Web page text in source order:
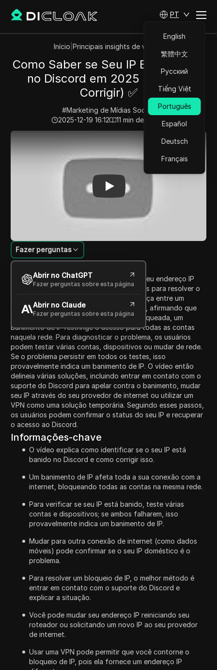
PT
English
繁體中文
Русский
Tiếng Việt
Português
Español
Deutsch
Français
Início Principais insights de vídeos
Como Saber se Seu IP Está Banido
no Discord em 2025 (E Como
Corrigir) ✅
#Marketing de Mídias Sociais
2025-12-19 16:12
11 min de leitura
Play Video:Como Saber se Seu IP Está Banido no
Introdução ao Conteúdo
Fazer perguntas
Abrir no ChatGPT
Fazer perguntas sobre esta página
Abrir no Claude
Fazer perguntas sobre esta página
Este vídeo explica como determinar se o seu endereço IP
está banido no Discord e fornece métodos para resolver o
problema. Começa esclarecendo a diferença entre um
banimento de conta e um banimento de IP, afirmando que
enquanto uma única conta pode estar bloqueada, um
banimento de IP restringe o acesso para todas as contas
naquela rede. Para diagnosticar o problema, os usuários
podem testar várias contas, dispositivos ou mudar de rede.
Se o problema persistir em todos os testes, isso
provavelmente indica um banimento de IP. O vídeo então
delineia várias soluções, incluindo entrar em contato com o
suporte do Discord para apelar contra o banimento, mudar
seu IP através do seu provedor de internet ou utilizar um
VPN como uma solução temporária. Seguindo esses passos,
os usuários podem confirmar o status do seu IP e recuperar
o acesso ao Discord.
Informações-chave
O vídeo explica como identificar se o seu IP está
banido no Discord e como corrigir isso.
Um banimento de IP afeta toda a sua conexão com a
internet, bloqueando todas as contas na mesma rede.
Para verificar se seu IP está banido, teste várias
contas e dispositivos; se ambos falharem, isso
provavelmente indica um banimento de IP.
Mudar para outra conexão de internet (como dados
móveis) pode confirmar se o seu IP doméstico é o
problema.
Para resolver um bloqueio de IP, o melhor método é
entrar em contato com o suporte do Discord e
explicar a situação.
Você pode mudar seu endereço IP reiniciando seu
roteador ou solicitando um novo IP ao seu provedor
de internet.
Usar uma VPN pode permitir que você contorne o
bloqueio de IP, pois ela fornece um endereço IP